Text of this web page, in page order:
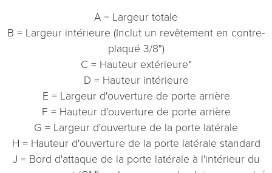
A = Largeur totale
B = Largeur intérieure (Inclut un revêtement en contre-
plaqué 3/8")
C = Hauteur extérieure*
D = Hauteur intérieure
E = Largeur d'ouverture de porte arrière
F = Hauteur d'ouverture de porte arrière
G = Largeur d'ouverture de la porte latérale
H = Hauteur d'ouverture de la porte latérale standard
J = Bord d'attaque de la porte latérale à l'intérieur du